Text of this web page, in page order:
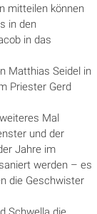
mitteilen können
in den
in das
Matthias Seidel in
Priester Gerd
Mal
und der
Jahre im
werden – es
die Geschwister